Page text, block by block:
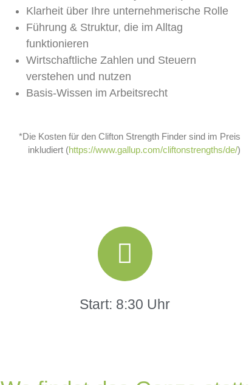
Klarheit über Ihre unternehmerische Rolle
Führung & Struktur, die im Alltag
funktionieren
Wirtschaftliche Zahlen und Steuern
verstehen und nutzen
Basis-Wissen im Arbeitsrecht
*Die Kosten für den Clifton Strength Finder sind im Preis
inkludiert (https://www.gallup.com/cliftonstrengths/de/)
Start: 8:30 Uhr